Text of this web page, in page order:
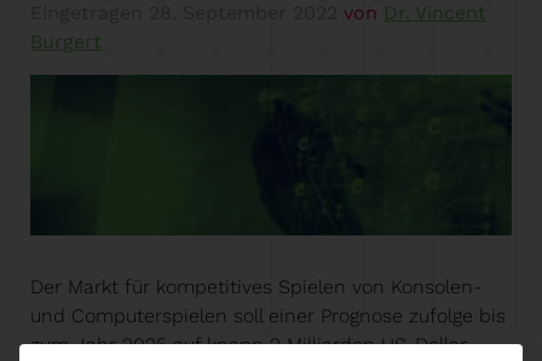
von Dr. Vincent
Burgert
Der Markt für kompetitives Spielen von Konsolen-
und Computerspielen soll einer Prognose zufolge bis
zum Jahr 2025 auf knapp 2 Milliarden US-Dollar